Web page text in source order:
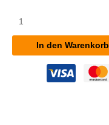
Cantabile
Ukulelen
Saiten
In den Warenkorb